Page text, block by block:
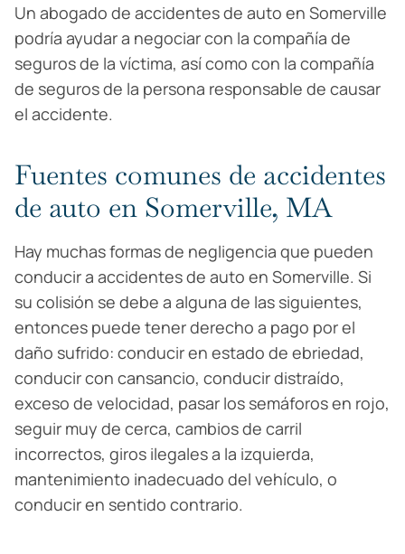
Un abogado de accidentes de auto en Somerville
podría ayudar a negociar con la compañía de
seguros de la víctima, así como con la compañía
de seguros de la persona responsable de causar
el accidente.
Fuentes comunes de accidentes
de auto en Somerville, MA
Hay muchas formas de negligencia que pueden
conducir a accidentes de auto en Somerville. Si
su colisión se debe a alguna de las siguientes,
entonces puede tener derecho a pago por el
daño sufrido: conducir en estado de ebriedad,
conducir con cansancio, conducir distraído,
exceso de velocidad, pasar los semáforos en rojo,
seguir muy de cerca, cambios de carril
incorrectos, giros ilegales a la izquierda,
mantenimiento inadecuado del vehículo, o
conducir en sentido contrario.